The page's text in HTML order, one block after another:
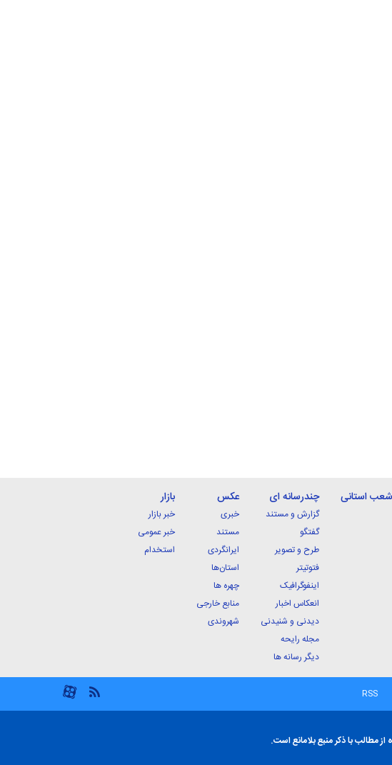
شعب استانی چندرسانه ای
گزارش و مستند
گفتگو
طرح و تصویر
فتوتیتر
اینفوگرافیک
انعکاس اخبار
دیدنی و شنیدنی
مجله رایحه
دیگر رسانه ها
عکس
خبری
مستند
ایرانگردی
استان‌ها
چهره ها
منابع خارجی
شهروندی
بازار
خبر بازار
خبر عمومی
استخدام
RSS
مطالب با ذکر منبع بلامانع است.